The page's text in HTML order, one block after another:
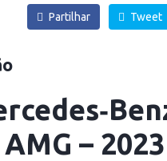
Partilhar Tweet
– 2023 |